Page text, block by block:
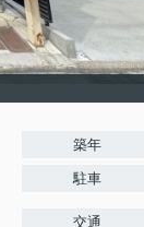
築年
駐車
交通